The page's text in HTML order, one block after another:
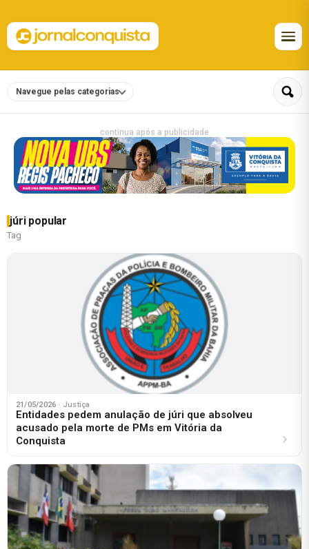
Navegue pelas categorias
continua após a publicidade
júri popular
Tag
21/05/2026 · Justiça
Entidades pedem anulação de júri que absolveu
acusado pela morte de PMs em Vitória da
Conquista